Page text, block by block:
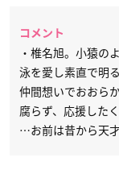
コメント
・椎名旭。小猿の
泳を愛し素直で明
仲間想いでおおら
腐らず、応援した
…お前は昔から天